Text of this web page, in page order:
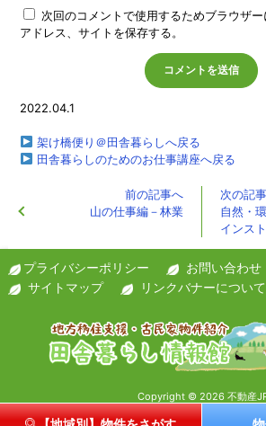
次回のコメントで使用するためブラウザ
アドレス、サイトを保存する。
2022.04.1
架け橋便り＠田舎暮らしへ戻る
田舎暮らしのためのお仕事講座へ戻る
前の記事へ
山の仕事編－林業
次の記
自然・
インス
プライバシーポリシー お問い合わせ
サイトマップ
リンクバナーについて
Copyright © 2026 不動産